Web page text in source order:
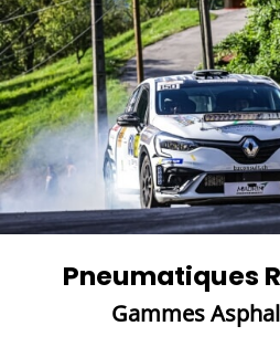
Pneumatiques
Gammes